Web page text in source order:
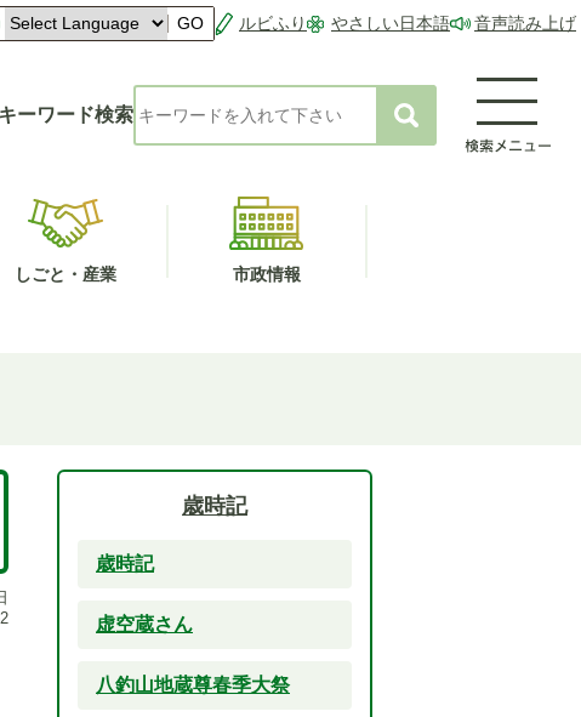
GO ルビふり やさしい日本語 音声読み上げ
キーワード検索
しごと・産業 市政情報
歳時記
歳時記
虚空蔵さん
八釣山地蔵尊春季大祭